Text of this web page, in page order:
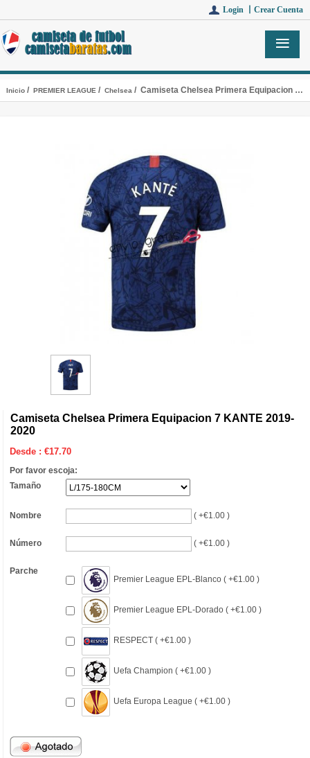
Login 丨 Crear Cuenta
Inicio/ PREMIER LEAGUE/ Chelsea/ Camiseta Chelsea Primera Equipacion 7 KANTE 2019-2020
Camiseta Chelsea Primera Equipacion 7 KANTE 2019-
2020
Desde :€17.70
Por favor escoja:
Tamaño
Nombre ( +€1.00 )
Número ( +€1.00 )
Parche
Premier League EPL-Blanco ( +€1.00 )
Premier League EPL-Dorado ( +€1.00 )
RESPECT ( +€1.00 )
Uefa Champion ( +€1.00 )
Uefa Europa League ( +€1.00 )